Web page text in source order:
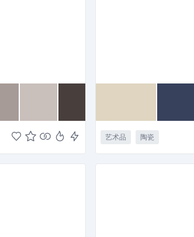
艺术品 陶瓷